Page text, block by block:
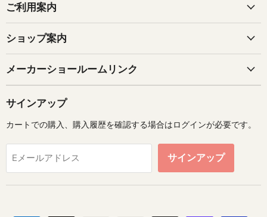
ご利用案内
ショップ案内
メーカーショールームリンク
サインアップ
カートでの購入、購入履歴を確認する場合はログインが必要です。
Eメールアドレス サインアップ